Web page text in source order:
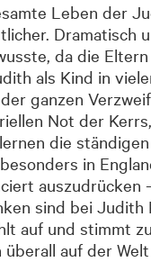
Leben der
Dramatisch
da die
als Kind in
ganzen
Not der
die
in
sind bei
auf und stimmt
auf der